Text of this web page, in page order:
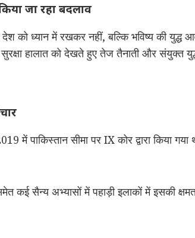
जा रहा बदलाव
को ध्यान में रखकर नहीं, बल्कि भविष्य की युद्ध
हालात को देखते हुए तेज तैनाती और
में पाकिस्तान सीमा पर IX कोर द्वारा
सैन्य अभ्यासों में पहाड़ी इलाकों में इसकी